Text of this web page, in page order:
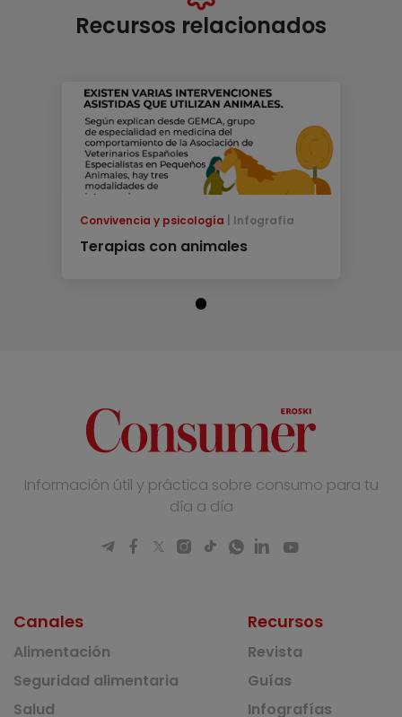
Recursos relacionados
Convivencia y psicología Infografía
Terapias con animales
Información útil y práctica sobre consumo para tu
día a día
Canales
Alimentación
Seguridad alimentaria
Salud
Recursos
Revista
Guías
Infografías